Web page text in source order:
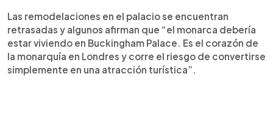
Las remodelaciones en el palacio se encuentran
retrasadas y algunos afirman que “el monarca debería
estar viviendo en Buckingham Palace. Es el corazón de
la monarquía en Londres y corre el riesgo de convertirse
simplemente en una atracción turística”.